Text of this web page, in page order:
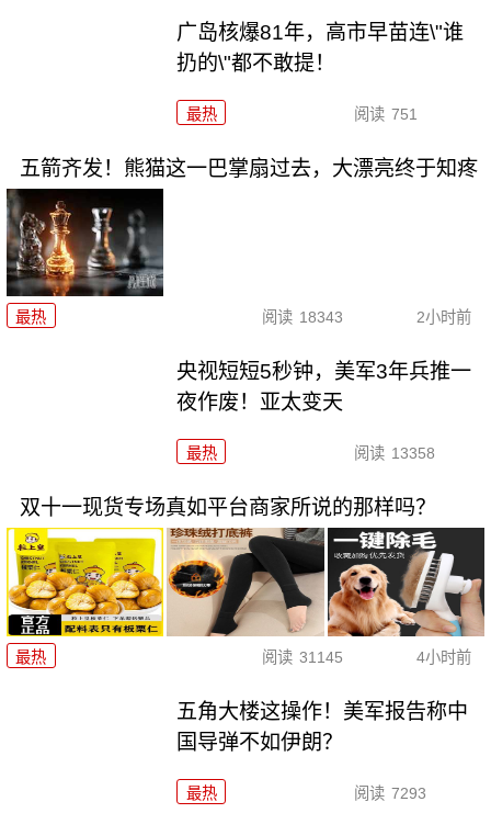
广岛核爆81年，高市早苗连\"谁
扔的\"都不敢提！
最热 阅读 751
五箭齐发！熊猫这一巴掌扇过去，大漂亮终于知疼
最热 阅读 18343 2小时前
央视短短5秒钟，美军3年兵推一
夜作废！亚太变天
最热 阅读 13358
双十一现货专场真如平台商家所说的那样吗？
最热 阅读 31145 4小时前
五角大楼这操作！美军报告称中
国导弹不如伊朗？
最热 阅读 7293